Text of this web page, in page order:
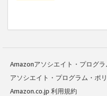
Amazonアソシエイト・プログラ
アソシエイト・プログラム・ポ
Amazon.co.jp 利用規約